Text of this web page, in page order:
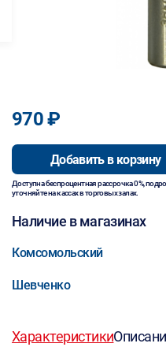
970 ₽
Добавить в корзину
Доступна беспроцентная рассрочка 0%,
уточняйте на кассах в торговых залах.
Наличие в магазинах
Комсомольский
Шевченко
Характеристики